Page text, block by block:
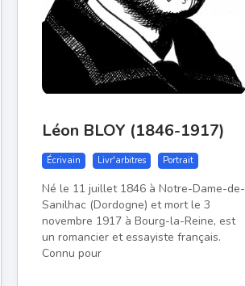
Léon BLOY (1846-1917)
Écrivain Livr'arbitres Portrait
Né le 11 juillet 1846 à Notre-Dame-de-
Sanilhac (Dordogne) et mort le 3
novembre 1917 à Bourg-la-Reine, est
un romancier et essayiste français.
Connu pour